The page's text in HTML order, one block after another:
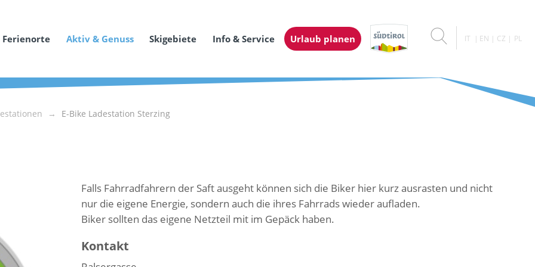
Ferienorte Aktiv & Genuss Skigebiete Info & Service Urlaub planen IT EN CZ PL
E-Bike Ladestation Sterzing
Falls Fahrradfahrern der Saft ausgeht können sich die Biker hier kurz ausrasten und nicht
nur die eigene Energie, sondern auch die ihres Fahrrads wieder aufladen.
Biker sollten das eigene Netzteil mit im Gepäck haben.
Kontakt